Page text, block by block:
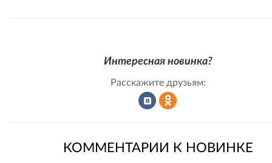
Интересная новинка?
Расскажите друзьям:
КОММЕНТАРИИ К НОВИНКЕ